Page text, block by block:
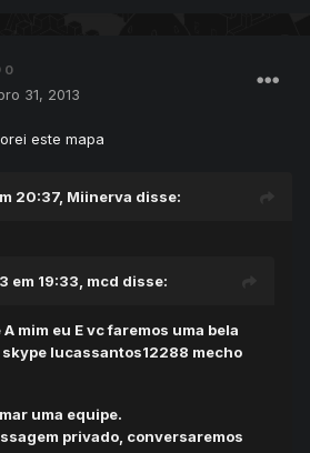
0
31, 2013
este mapa
20:37, Miinerva disse:
em 19:33, mcd disse:
mim eu E vc faremos uma bela
lucassantos12288 mecho
uma equipe.
privado, conversaremos